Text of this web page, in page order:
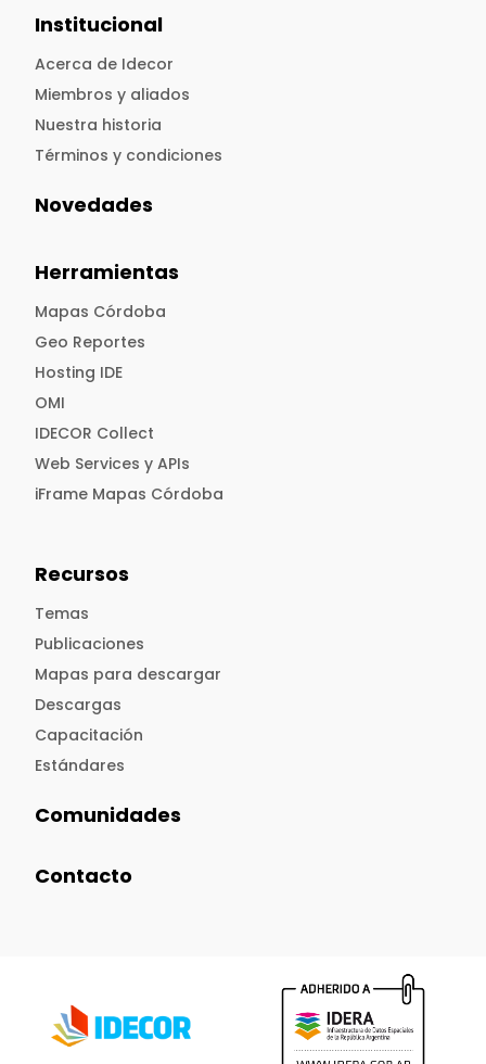
Institucional
Acerca de Idecor
Miembros y aliados
Nuestra historia
Términos y condiciones
Novedades
Herramientas
Mapas Córdoba
Geo Reportes
Hosting IDE
OMI
IDECOR Collect
Web Services y APIs
iFrame Mapas Córdoba
Recursos
Temas
Publicaciones
Mapas para descargar
Descargas
Capacitación
Estándares
Comunidades
Contacto